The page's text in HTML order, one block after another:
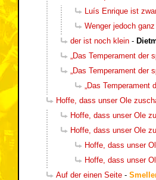
Luís Enrique ist
Wenger jedoch
der ist noch klein -
„Das Temperament der
„Das Temperament der
„Das
Hoffe, dass unser Ole
Hoffe, dass unser Ole
Hoffe, dass unser Ole
Hoffe, dass unser
Hoffe, dass unser
Auf der einen Seite -